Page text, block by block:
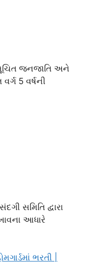
જનજાતિ અને
5 વર્ષની
સમિતિ દ્વારા
આધારે
ભરતી |